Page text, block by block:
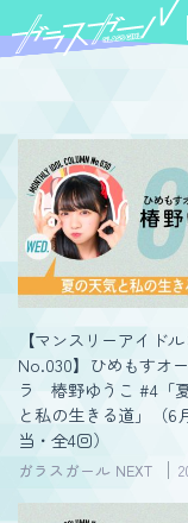
【マンスリーアイド
No.030】ひめもすオ
ラ 椿野ゆうこ #4「
と私の生きる道」（6
当・全4回）
ガラスガール NEXT